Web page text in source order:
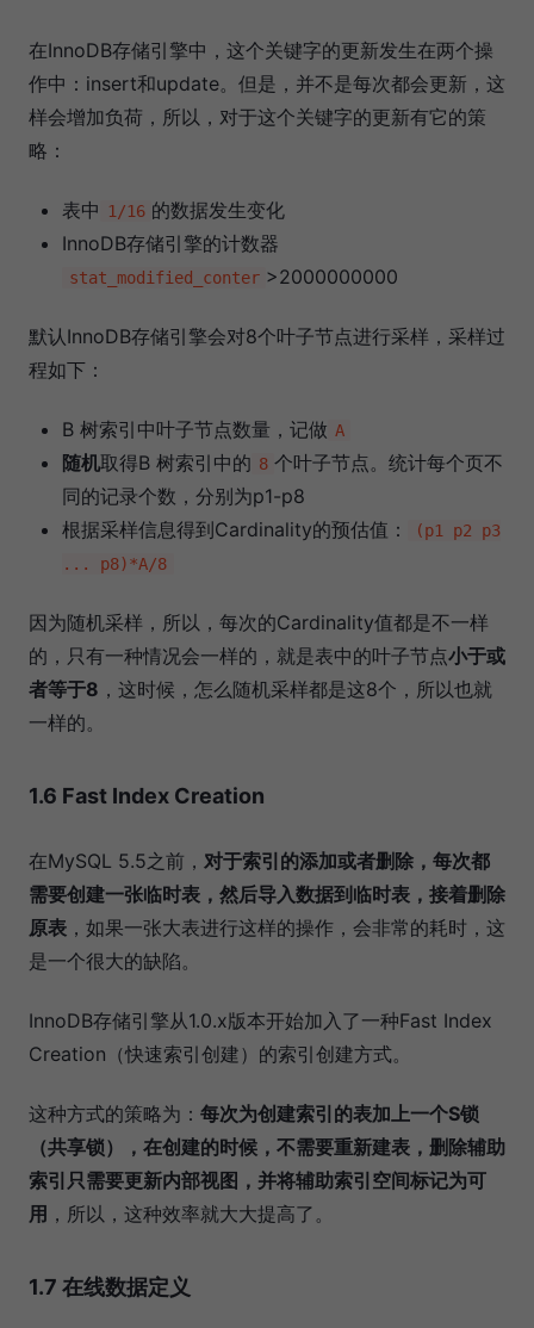
在InnoDB存储引擎中，这个关键字的更新发生在两个操
作中：insert和update。但是，并不是每次都会更新，这
样会增加负荷，所以，对于这个关键字的更新有它的策
略：
表中 1/16 的数据发生变化
InnoDB存储引擎的计数器
stat_modified_conter >2000000000
默认InnoDB存储引擎会对8个叶子节点进行采样，采样过
程如下：
B 树索引中叶子节点数量，记做 A
随机取得B 树索引中的 8 个叶子节点。统计每个页不
同的记录个数，分别为p1-p8
根据采样信息得到Cardinality的预估值：
(p1 p2 p3
... p8)*A/8
因为随机采样，所以，每次的Cardinality值都是不一样
的，只有一种情况会一样的，就是表中的叶子节点小于或
者等于8 ，这时候，怎么随机采样都是这8个，所以也就
一样的。
1.6 Fast Index Creation
在MySQL 5.5之前， 对于索引的添加或者删除，每次都
需要创建一张临时表，然后导入数据到临时表，接着删除
原表 ，如果一张大表进行这样的操作，会非常的耗时，这
是一个很大的缺陷。
InnoDB存储引擎从1.0.x版本开始加入了一种Fast Index
Creation（快速索引创建）的索引创建方式。
这种方式的策略为： 每次为创建索引的表加上一个S锁
（共享锁），在创建的时候，不需要重新建表，删除辅助
索引只需要更新内部视图，并将辅助索引空间标记为可
用 ，所以，这种效率就大大提高了。
1.7 在线数据定义